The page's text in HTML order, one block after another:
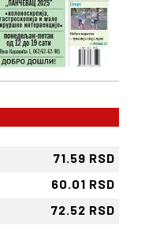
71.59 RSD
60.01 RSD
72.52 RSD